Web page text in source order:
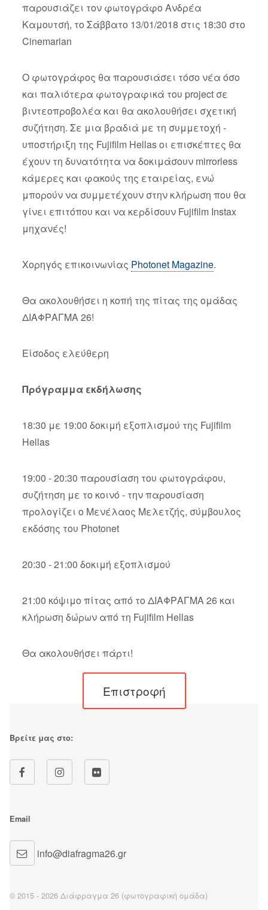
παρουσιάζει τον φωτογράφο Ανδρέα
Καμουτσή, το Σάββατο 13/01/2018 στις 18:30 στο
Cinemarian
Ο φωτογράφος θα παρουσιάσει τόσο νέα όσο
και παλιότερα φωτογραφικά του project σε
βιντεοπροβολέα και θα ακολουθήσει σχετική
συζήτηση. Σε μια βραδιά με τη συμμετοχή -
υποστήριξη της Fujifilm Hellas οι επισκέπτες θα
έχουν τη δυνατότητα να δοκιμάσουν mirrorless
κάμερες και φακούς της εταιρείας, ενώ
μπορούν να συμμετέχουν στην κλήρωση που θα
γίνει επιτόπου και να κερδίσουν Fujifilm Instax
μηχανές!
Χορηγός επικοινωνίας Photonet Magazine.
Θα ακολουθήσει η κοπή της πίτας της ομάδας
ΔΙΑΦΡΑΓΜΑ 26!
Είσοδος ελεύθερη
Πρόγραμμα εκδήλωσης
18:30 με 19:00 δοκιμή εξοπλισμού της Fujifilm
Hellas
19:00 - 20:30 παρουσίαση του φωτογράφου,
συζήτηση με το κοινό - την παρουσίαση
προλογίζει ο Μενέλαος Μελετζής, σύμβουλος
εκδόσης του Photonet
20:30 - 21:00 δοκιμή εξοπλισμού
21:00 κόψιμο πίτας από το ΔΙΑΦΡΑΓΜΑ 26 και
κλήρωση δώρων από τη Fujifilm Hellas
Θα ακολουθήσει πάρτι!
Επιστροφή
Email
info@diafragma26.gr
Βρείτε μας στο:
© 2015 - 2026 Διάφραγμα 26 (φωτογραφική ομάδα)